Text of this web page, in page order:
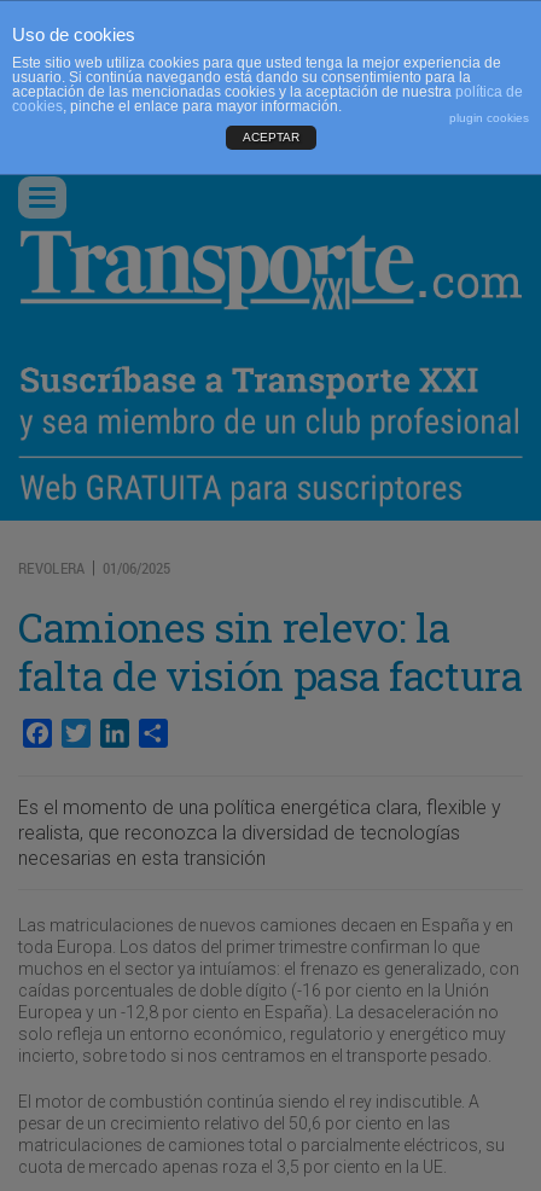
CONTACTO
Conmutar
navegación
REVOLERA | 01/06/2025
Camiones sin relevo: la
falta de visión pasa factura
Facebook
TwitterLinkedIn
Es el momento de una política energética clara, flexible y
realista, que reconozca la diversidad de tecnologías
necesarias en esta transición
Las matriculaciones de nuevos camiones decaen en España y en
toda Europa. Los datos del primer trimestre confirman lo que
muchos en el sector ya intuíamos: el frenazo es generalizado, con
caídas porcentuales de doble dígito (-16 por ciento en la Unión
Europea y un -12,8 por ciento en España). La desaceleración no
solo refleja un entorno económico, regulatorio y energético muy
incierto, sobre todo si nos centramos en el transporte pesado.
El motor de combustión continúa siendo el rey indiscutible. A
pesar de un crecimiento relativo del 50,6 por ciento en las
matriculaciones de camiones total o parcialmente eléctricos, su
cuota de mercado apenas roza el 3,5 por ciento en la UE.
Uso de cookies
Este sitio web utiliza cookies para que usted tenga la mejor experiencia de
usuario. Si continúa navegando está dando su consentimiento para la
aceptación de las mencionadas cookies y la aceptación de nuestra política de
cookies, pinche el enlace para mayor información.
plugin cookies
ACEPTAR